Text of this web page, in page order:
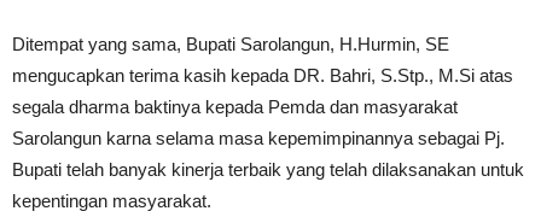
Ditempat yang sama, Bupati Sarolangun, H.Hurmin, SE
mengucapkan terima kasih kepada DR. Bahri, S.Stp., M.Si atas
segala dharma baktinya kepada Pemda dan masyarakat
Sarolangun karna selama masa kepemimpinannya sebagai Pj.
Bupati telah banyak kinerja terbaik yang telah dilaksanakan untuk
kepentingan masyarakat.